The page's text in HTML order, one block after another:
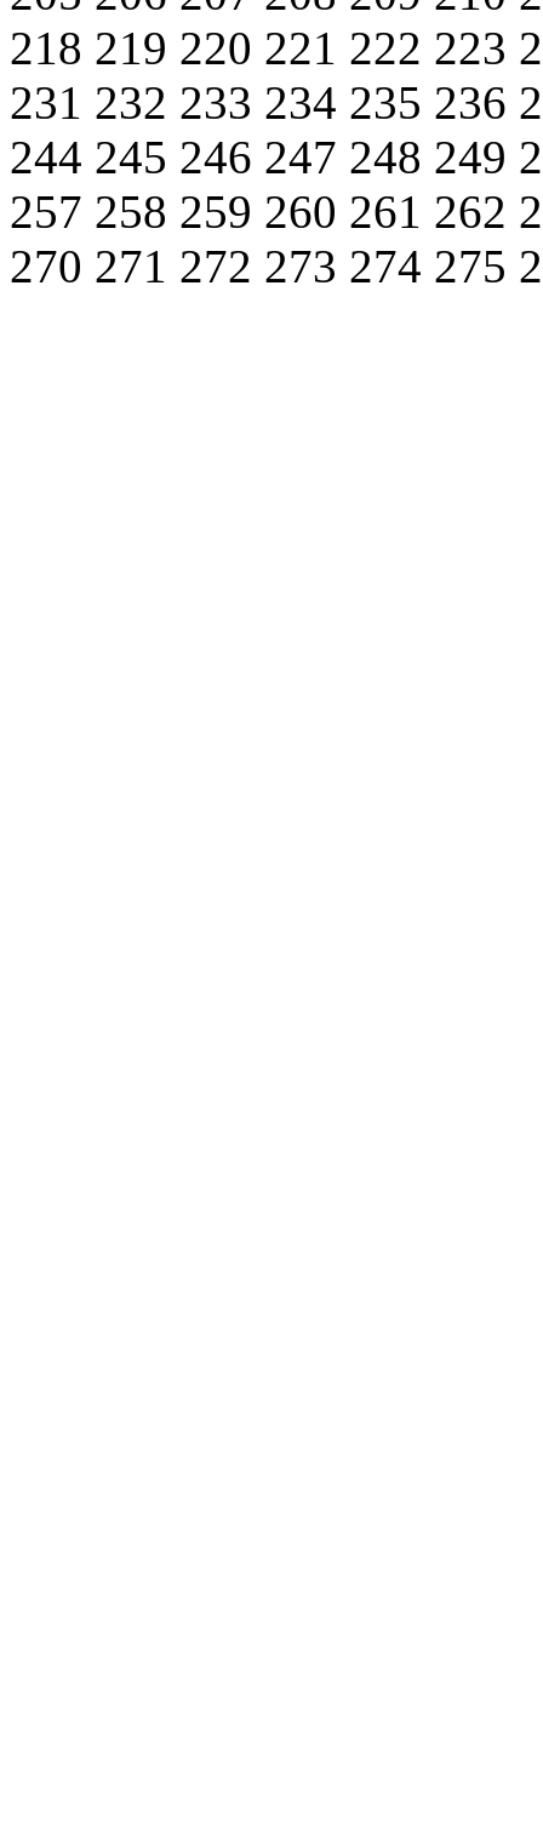
218 219 220 221 222 223
231 232 233 234 235 236
244 245 246 247 248 249
257 258 259 260 261 262
270 271 272 273 274 275